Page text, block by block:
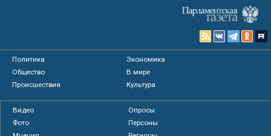
Политика
Экономика
Общество
В мире
Происшествия
Культура
Видео
Опросы
Фото
Персоны